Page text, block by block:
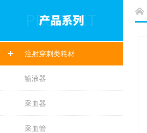
注射穿刺类耗材
输液器
采血器
采血管